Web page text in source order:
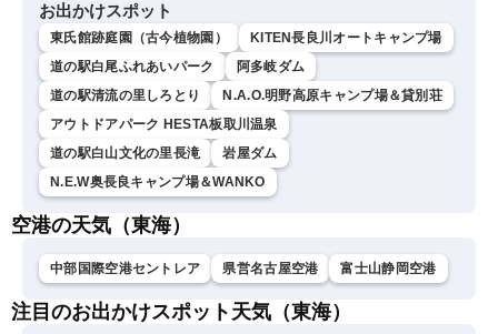
お出かけスポット
東氏館跡庭園（古今植物園）
KITEN長良川オートキャンプ場
道の駅白尾ふれあいパーク
阿多岐ダム
道の駅清流の里しろとり
N.A.O.明野高原キャンプ場＆貸別荘
アウトドアパーク HESTA板取川温泉
道の駅白山文化の里長滝
岩屋ダム
N.E.W奥長良キャンプ場＆WANKO
空港の天気（東海）
中部国際空港セントレア 県営名古屋空港 富士山静岡空港
注目のお出かけスポット天気（東海）